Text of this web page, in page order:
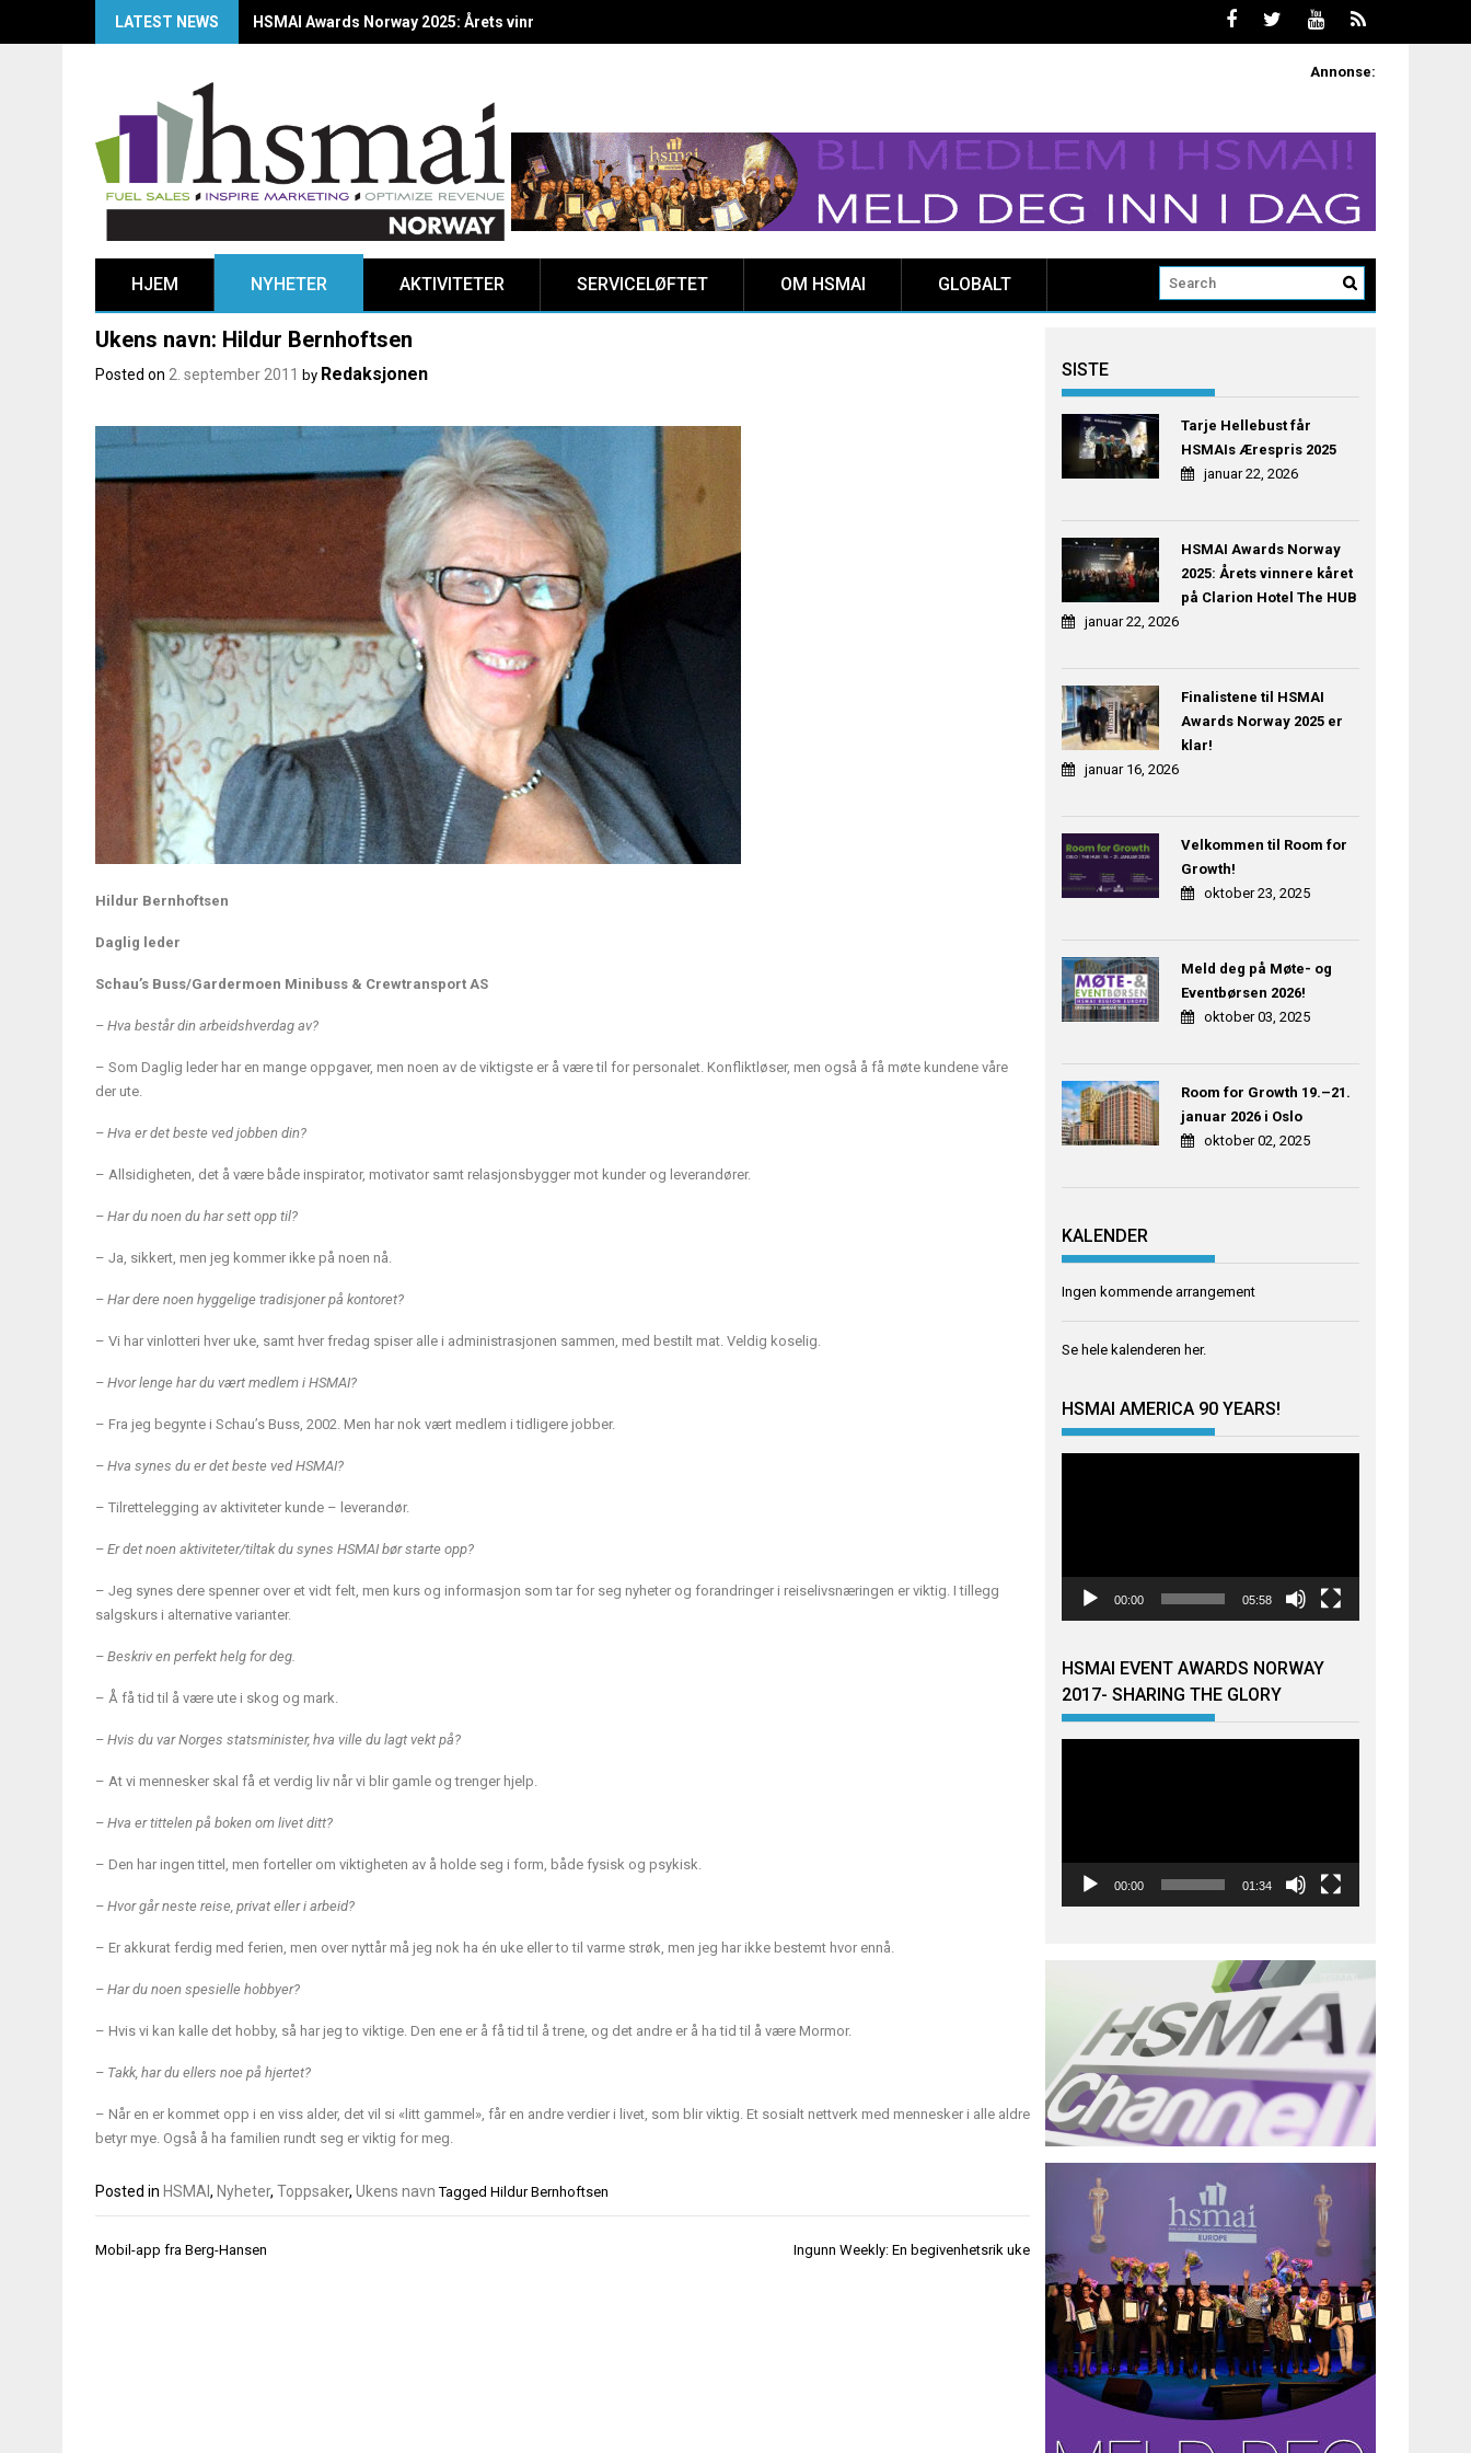
LATEST NEWS HSMAI Awards Norway 2025: Årets vinnere kåret på Clarion Hotel The HUB
Annonse:
HJEM NYHETER AKTIVITETER SERVICELØFTET OM HSMAI GLOBALT
Ukens navn: Hildur Bernhoftsen
Posted on 2. september 2011 by Redaksjonen
Hildur Bernhoftsen
Daglig leder
Schau’s Buss/Gardermoen Minibuss & Crewtransport AS
– Hva består din arbeidshverdag av?
– Som Daglig leder har en mange oppgaver, men noen av de viktigste er å være til for personalet. Konfliktløser, men også å få møte kundene våre
der ute.
– Hva er det beste ved jobben din?
– Allsidigheten, det å være både inspirator, motivator samt relasjonsbygger mot kunder og leverandører.
– Har du noen du har sett opp til?
– Ja, sikkert, men jeg kommer ikke på noen nå.
– Har dere noen hyggelige tradisjoner på kontoret?
– Vi har vinlotteri hver uke, samt hver fredag spiser alle i administrasjonen sammen, med bestilt mat. Veldig koselig.
– Hvor lenge har du vært medlem i HSMAI?
– Fra jeg begynte i Schau’s Buss, 2002. Men har nok vært medlem i tidligere jobber.
– Hva synes du er det beste ved HSMAI?
– Tilrettelegging av aktiviteter kunde – leverandør.
– Er det noen aktiviteter/tiltak du synes HSMAI bør starte opp?
– Jeg synes dere spenner over et vidt felt, men kurs og informasjon som tar for seg nyheter og forandringer i reiselivsnæringen er viktig. I tillegg
salgskurs i alternative varianter.
– Beskriv en perfekt helg for deg.
– Å få tid til å være ute i skog og mark.
– Hvis du var Norges statsminister, hva ville du lagt vekt på?
– At vi mennesker skal få et verdig liv når vi blir gamle og trenger hjelp.
– Hva er tittelen på boken om livet ditt?
– Den har ingen tittel, men forteller om viktigheten av å holde seg i form, både fysisk og psykisk.
– Hvor går neste reise, privat eller i arbeid?
– Er akkurat ferdig med ferien, men over nyttår må jeg nok ha én uke eller to til varme strøk, men jeg har ikke bestemt hvor ennå.
– Har du noen spesielle hobbyer?
– Hvis vi kan kalle det hobby, så har jeg to viktige. Den ene er å få tid til å trene, og det andre er å ha tid til å være Mormor.
– Takk, har du ellers noe på hjertet?
– Når en er kommet opp i en viss alder, det vil si «litt gammel», får en andre verdier i livet, som blir viktig. Et sosialt nettverk med mennesker i alle aldre
betyr mye. Også å ha familien rundt seg er viktig for meg.
Posted in HSMAI, Nyheter, Toppsaker, Ukens navn Tagged Hildur Bernhoftsen
Innleggsnavigasjon
Mobil-app fra Berg-Hansen Ingunn Weekly: En begivenhetsrik uke
SISTE
Tarje Hellebust får
HSMAIs Ærespris 2025
januar 22, 2026
HSMAI Awards Norway
2025: Årets vinnere kåret
på Clarion Hotel The HUB
januar 22, 2026
Finalistene til HSMAI
Awards Norway 2025 er
klar!
januar 16, 2026
Velkommen til Room for
Growth!
oktober 23, 2025
Meld deg på Møte- og
Eventbørsen 2026!
oktober 03, 2025
Room for Growth 19.–21.
januar 2026 i Oslo
oktober 02, 2025
KALENDER
Ingen kommende arrangement
Se hele kalenderen her.
HSMAI AMERICA 90 YEARS!
00:00 05:58
HSMAI EVENT AWARDS NORWAY
2017- SHARING THE GLORY
00:00 01:34